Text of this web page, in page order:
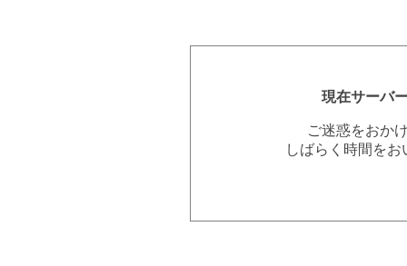
現在サーバ
ご迷惑をおか
しばらく時間を